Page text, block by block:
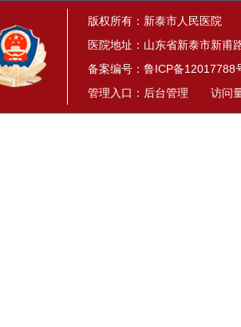
版权所有：新泰市人民医院
医院地址：山东省新泰市新甫
备案编号： 鲁ICP备12017788
管理入口： 后台管理 访问量